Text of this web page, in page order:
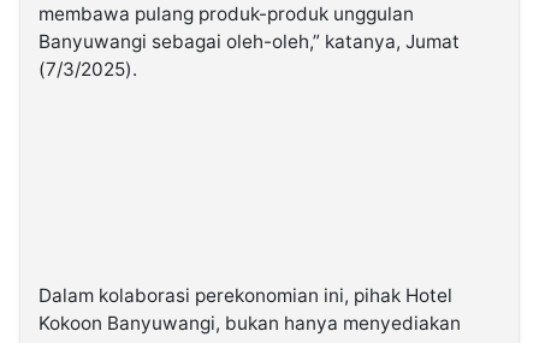
membawa pulang produk-produk unggulan
Banyuwangi sebagai oleh-oleh,” katanya, Jumat
(7/3/2025).
Dalam kolaborasi perekonomian ini, pihak Hotel
Kokoon Banyuwangi, bukan hanya menyediakan